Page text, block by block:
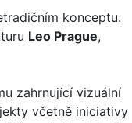
konceptu.
Leo Prague,
zahrnující vizuální
včetně iniciativy